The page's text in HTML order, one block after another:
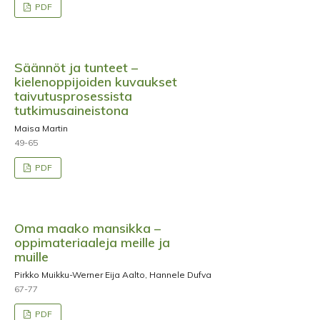
PDF
Säännöt ja tunteet –
kielenoppijoiden kuvaukset
taivutusprosessista
tutkimusaineistona
Maisa Martin
49-65
PDF
Oma maako mansikka –
oppimateriaaleja meille ja
muille
Pirkko Muikku-Werner Eija Aalto, Hannele Dufva
67-77
PDF